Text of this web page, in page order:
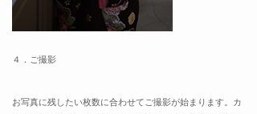
４．ご撮影
お写真に残したい枚数に合わせてご撮影が始まります。カ